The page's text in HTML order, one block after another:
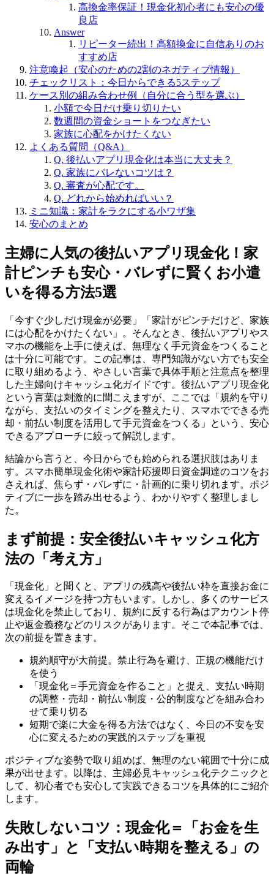
高換金率保証！現金化初心者にも安心の優
良店
Answer
リピーター続出！高額換金に自信ありのお
すすめ店
注意喚起（安心のための2割のネガティブ情報）
チェックリスト：今日からできる5ステップ
ケース別の組み合わせ例（自分に合う型を選ぶ）
小額で今日だけ乗り切りたい
数週間の資金ショートをつなぎたい
家族に心配をかけたくない
よくある質問（Q&A）
Q. 後払いアプリ現金化は本当に大丈夫？
Q. 家族にバレないコツは？
Q. 審査が心配です。
Q. どれから始めればいい？
ミニ知識：家計をラクにする小ワザ集
安心のまとめ
主婦に人気の後払いアプリ現金化！家
計ピンチも安心・バレずに賢くお小遣
いを得る方法5選
「今すぐ少しだけ現金が必要」「家計がピンチだけど、家族
には心配をかけたくない」。そんなとき、後払いアプリやス
マホの機能を上手に使えば、無理なく手元資金をつくること
は十分に可能です。この記事は、専門知識がない方でも安全
に取り組めるよう、やさしい言葉で具体手順と注意点を整理
した主婦向けキャッシュ化ガイドです。後払いアプリ現金化
という言葉は刺激的に聞こえますが、ここでは「規約を守り
ながら、支払いのタイミングを整えたり、スマホでできる売
却・前払い制度を活用して手元資金をつくる」という、安心
できるアプローチに絞って解説します。
結論から言うと、今日からでも始められる選択肢はありま
す。スマホ簡単現金化術や家計応援即日資金調達のコツをお
さえれば、焦らず・バレずに・計画的に乗り切れます。ポジ
ティブに一歩を踏み出せるよう、わかりやすく整理しまし
た。
まず前提：安全後払いキャッシュ化方
法の「考え方」
「現金化」と聞くと、アプリの残高や後払い枠を直接お金に
変えるイメージを持つ方もいます。しかし、多くのサービス
は現金化を禁止しており、規約に反する行為はアカウント停
止や返金義務などのリスクがあります。そこで本記事では、
次の前提を置きます。
規約順守が大前提。禁止行為を避け、正規の機能だけ
を使う
「現金化＝手元資金を作ること」と捉え、支払い時期
の調整・売却・前払い制度・公的制度などを組み合わ
せて乗り切る
短期で楽に大金を得る方法ではなく、今日の不安を安
心に変えるための実践的ステップを重視
ポジティブな姿勢で取り組めば、無理のない範囲で十分に成
果が出せます。以降は、主婦必見キャッシュ化テクニックと
して、初心者でも安心して実践できるコツを具体的にご紹介
します。
失敗しないコツ：現金化＝「お金を生
み出す」と「支払い時期を整える」の
両輪